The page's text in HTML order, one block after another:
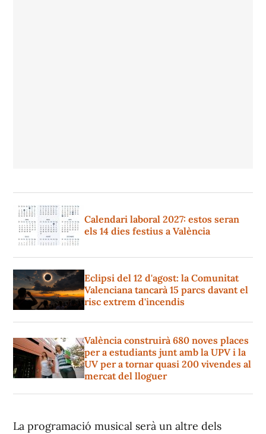
Calendari laboral 2027: estos seran
els 14 dies festius a València
Eclipsi del 12 d'agost: la Comunitat
Valenciana tancarà 15 parcs davant el
risc extrem d'incendis
València construirà 680 noves places
per a estudiants junt amb la UPV i la
UV per a tornar quasi 200 vivendes al
mercat del lloguer
La programació musical serà un altre dels